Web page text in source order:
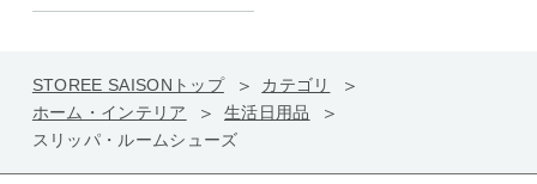
STOREE SAISONトップ
カテゴリ
ホーム・インテリア
生活日用品
スリッパ・ルームシューズ